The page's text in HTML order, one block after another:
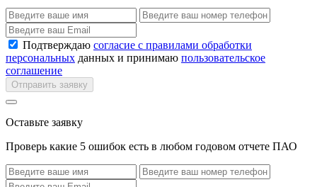
Подтверждаю согласие с правилами обработки
персональных данных и принимаю пользовательское
соглашение
Отправить заявку
Оставьте заявку
Проверь какие 5 ошибок есть в любом годовом отчете ПАО